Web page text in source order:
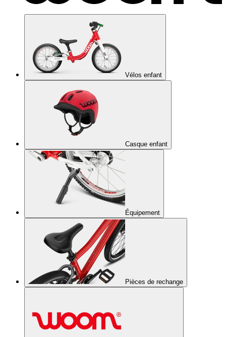
Vélos enfant
Casque enfant
Équipement
Pièces de rechange